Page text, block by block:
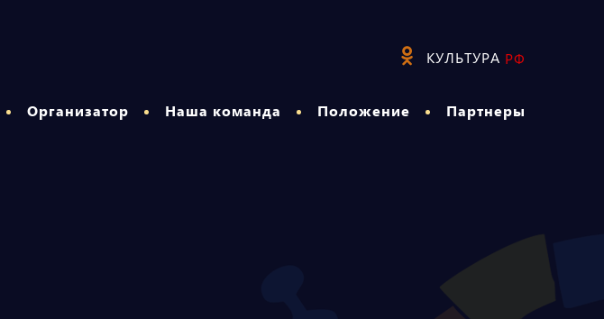
Организатор Наша команда Положение Партнеры
КУЛЬТУРА РФ